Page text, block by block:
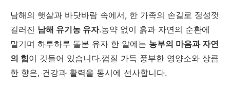
남해의 햇살과 바닷바람 속에서, 한 가족의 손길로 정성껏
길러진 남해 유기농 유자.농약 없이 흙과 자연의 순환에
맡기며 하루하루 돌본 유자 한 알에는 농부의 마음과 자연
의 힘이 깃들어 있습니다.껍질 가득 풍부한 영양소와 상큼
한 향은, 건강과 활력을 동시에 선사합니다.